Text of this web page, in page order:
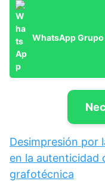
WhatsApp Grupo
Desimpresión por
en la autenticidad
grafotécnica